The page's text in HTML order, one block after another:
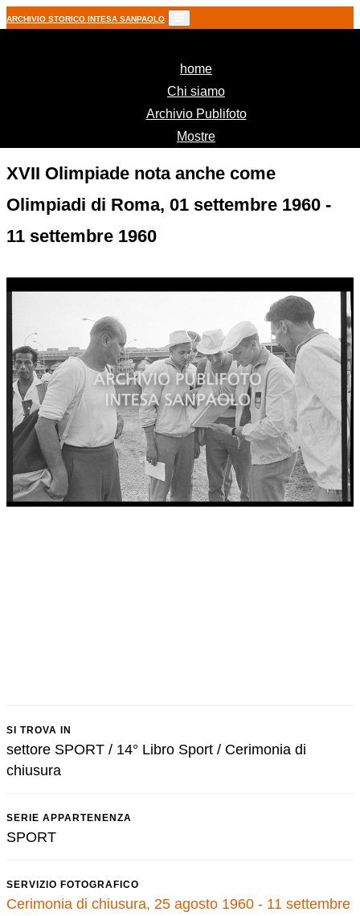
ARCHIVIO STORICO INTESA SANPAOLO
home(current)
Chi siamo
Archivio Publifoto
Mostre
XVII Olimpiade nota anche come
Olimpiadi di Roma, 01 settembre 1960 -
11 settembre 1960
SI TROVA IN
settore SPORT / 14° Libro Sport / Cerimonia di
chiusura
SERIE APPARTENENZA
SPORT
SERVIZIO FOTOGRAFICO
Cerimonia di chiusura, 25 agosto 1960 - 11 settembre